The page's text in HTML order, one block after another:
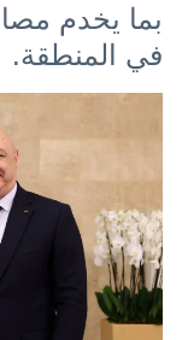
بما يخدم
في المنطقة.